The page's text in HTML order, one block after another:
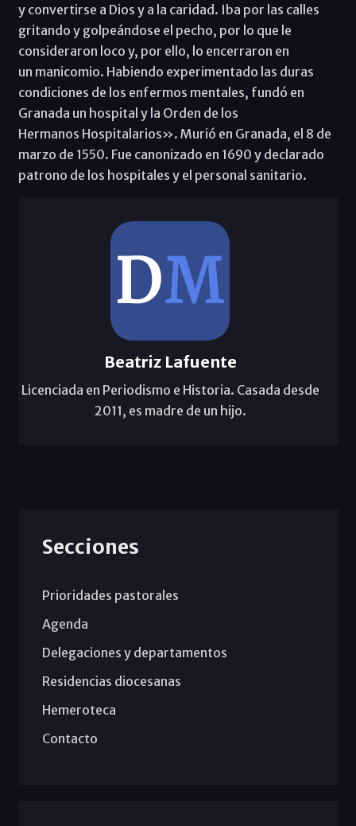
y convertirse a Dios y a la caridad. Iba por las calles
gritando y golpeándose el pecho, por lo que le
consideraron loco y, por ello, lo encerraron en
un manicomio. Habiendo experimentado las duras
condiciones de los enfermos mentales, fundó en
Granada un hospital y la Orden de los
Hermanos Hospitalarios». Murió en Granada, el 8 de
marzo de 1550. Fue canonizado en 1690 y declarado
patrono de los hospitales y el personal sanitario.
Beatriz Lafuente
Licenciada en Periodismo e Historia. Casada desde
2011, es madre de un hijo.
Secciones
Prioridades pastorales
Agenda
Delegaciones y departamentos
Residencias diocesanas
Hemeroteca
Contacto